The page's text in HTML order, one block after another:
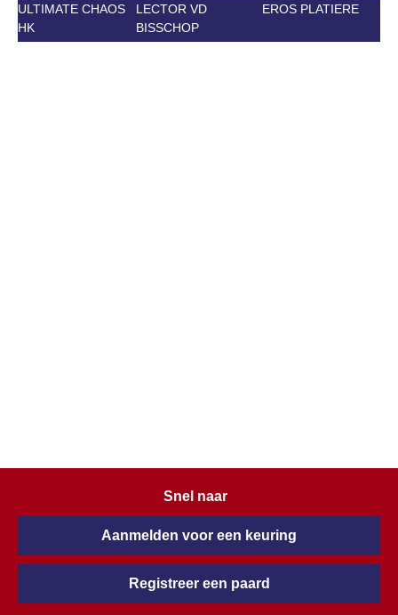
ULTIMATE CHAOS
HK
LECTOR VD
BISSCHOP
EROS PLATIERE
Snel naar
Aanmelden voor een keuring
Registreer een paard